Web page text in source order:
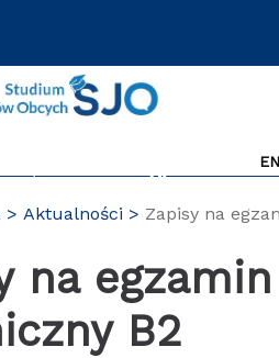
Aktualności Zapisy na
na
B2